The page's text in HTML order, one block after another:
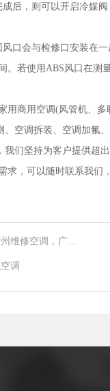
，则可以开启冷媒阀
会与检修口安装在一
若使用ABS风口在测
用商用空调(风管机、
空调拆装、空调加氟
们坚持为客户提供超
求，可以随时联系我们
维修空调，广州
调